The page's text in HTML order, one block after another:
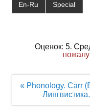
En-Ru Special
Оценок: 5.
Навигация
« Phonology. Carr